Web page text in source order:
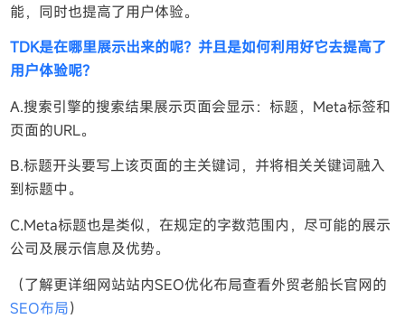
能，同时也提高了用户体验。
TDK是在哪里展示出来的呢？并且是如何利用好它去提高了
用户体验呢？
A.搜索引擎的搜索结果展示页面会显示：标题，Meta标签和
页面的URL。
B.标题开头要写上该页面的主关键词，并将相关关键词融入
到标题中。
C.Meta标题也是类似，在规定的字数范围内，尽可能的展示
公司及展示信息及优势。
（了解更详细网站站内SEO优化布局查看外贸老船长官网的
SEO布局）